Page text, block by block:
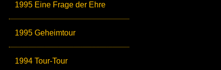
1995 Eine Frage der Ehre
1995 Geheimtour
1994 Tour-Tour